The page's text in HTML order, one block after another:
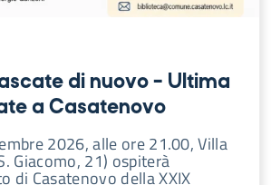
di nuovo – Ultima
a Casatenovo
2026, alle ore 21.00, Villa
Giacomo, 21) ospiterà
di Casatenovo della XXIX